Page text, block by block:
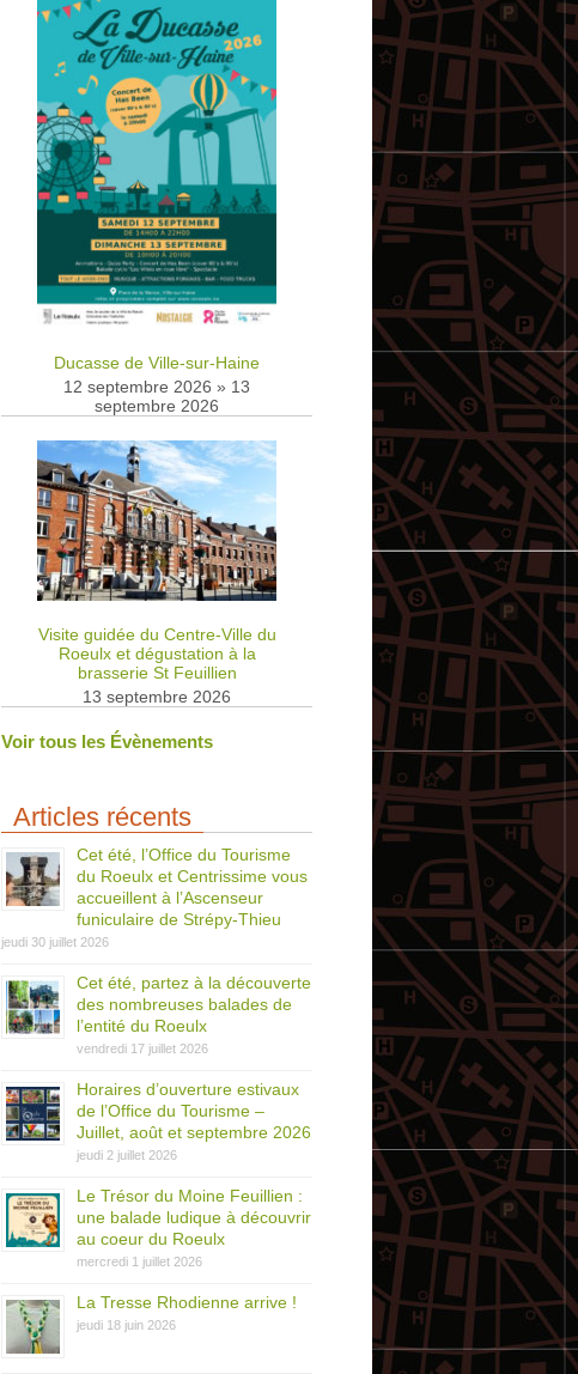
Ducasse de Ville-sur-Haine
12 septembre 2026 » 13
septembre 2026
Visite guidée du Centre-Ville du
Roeulx et dégustation à la
brasserie St Feuillien
13 septembre 2026
Voir tous les Évènements
Articles récents
Cet été, l’Office du Tourisme
du Roeulx et Centrissime vous
accueillent à l’Ascenseur
funiculaire de Strépy-Thieu
jeudi 30 juillet 2026
Cet été, partez à la découverte
des nombreuses balades de
l’entité du Roeulx
vendredi 17 juillet 2026
Horaires d’ouverture estivaux
de l’Office du Tourisme –
Juillet, août et septembre 2026
jeudi 2 juillet 2026
Le Trésor du Moine Feuillien :
une balade ludique à découvrir
au coeur du Roeulx
mercredi 1 juillet 2026
La Tresse Rhodienne arrive !
jeudi 18 juin 2026